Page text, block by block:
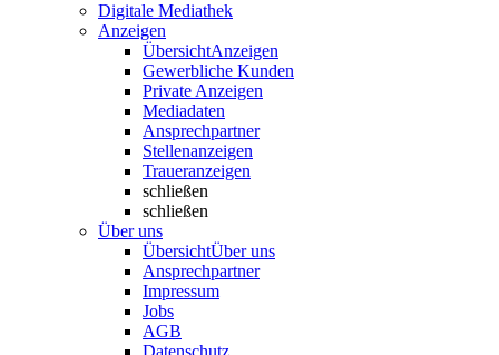
Digitale Mediathek
Anzeigen
ÜbersichtAnzeigen
Gewerbliche Kunden
Private Anzeigen
Mediadaten
Ansprechpartner
Stellenanzeigen
Traueranzeigen
schließen
schließen
Über uns
ÜbersichtÜber uns
Ansprechpartner
Impressum
Jobs
AGB
Datenschutz